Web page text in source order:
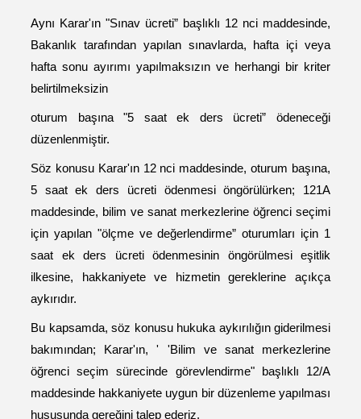
Aynı Karar'ın "Sınav ücreti” başlıklı 12 nci maddesinde,
Bakanlık tarafından yapılan sınavlarda, hafta içi veya
hafta sonu ayırımı yapılmaksızın ve herhangi bir kriter
belirtilmeksizin
oturum başına "5 saat ek ders ücreti” ödeneceği
düzenlenmiştir.
Söz konusu Karar'ın 12 nci maddesinde, oturum başına,
5 saat ek ders ücreti ödenmesi öngörülürken; 121A
maddesinde, bilim ve sanat merkezlerine öğrenci seçimi
için yapılan "ölçme ve değerlendirme” oturumları için 1
saat ek ders ücreti ödenmesinin öngörülmesi eşitlik
ilkesine, hakkaniyete ve hizmetin gereklerine açıkça
aykırıdır.
Bu kapsamda, söz konusu hukuka aykırılığın giderilmesi
bakımından; Karar'ın, ' 'Bilim ve sanat merkezlerine
öğrenci seçim sürecinde görevlendirme" başlıklı 12/A
maddesinde hakkaniyete uygun bir düzenleme yapılması
hususunda gereğini talep ederiz.